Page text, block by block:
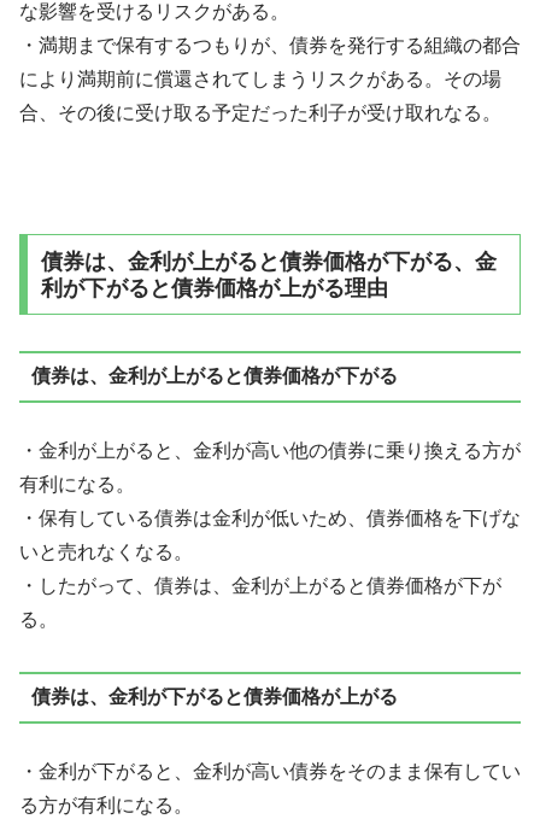
な影響を受けるリスクがある。
・満期まで保有するつもりが、債券を発行する組織の都合
により満期前に償還されてしまうリスクがある。その場
合、その後に受け取る予定だった利子が受け取れなる。
債券は、金利が上がると債券価格が下がる、金
利が下がると債券価格が上がる理由
債券は、金利が上がると債券価格が下がる
・金利が上がると、金利が高い他の債券に乗り換える方が
有利になる。
・保有している債券は金利が低いため、債券価格を下げな
いと売れなくなる。
・したがって、債券は、金利が上がると債券価格が下が
る。
債券は、金利が下がると債券価格が上がる
・金利が下がると、金利が高い債券をそのまま保有してい
る方が有利になる。